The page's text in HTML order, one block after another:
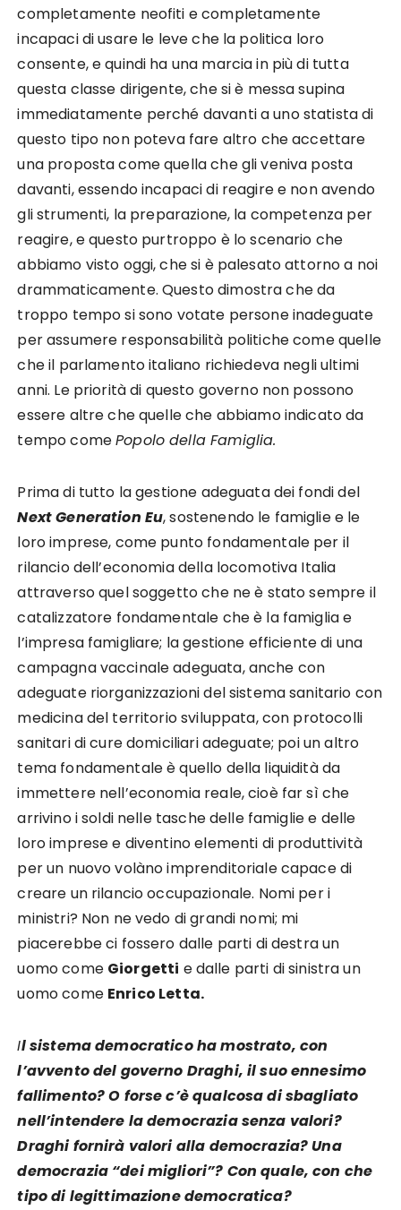
completamente neofiti e completamente
incapaci di usare le leve che la politica loro
consente, e quindi ha una marcia in più di tutta
questa classe dirigente, che si è messa supina
immediatamente perché davanti a uno statista di
questo tipo non poteva fare altro che accettare
una proposta come quella che gli veniva posta
davanti, essendo incapaci di reagire e non avendo
gli strumenti, la preparazione, la competenza per
reagire, e questo purtroppo è lo scenario che
abbiamo visto oggi, che si è palesato attorno a noi
drammaticamente. Questo dimostra che da
troppo tempo si sono votate persone inadeguate
per assumere responsabilità politiche come quelle
che il parlamento italiano richiedeva negli ultimi
anni. Le priorità di questo governo non possono
essere altre che quelle che abbiamo indicato da
tempo comePopolo della Famiglia.
Prima di tutto la gestione adeguata dei fondi del
Next Generation Eu, sostenendo le famiglie e le
loro imprese, come punto fondamentale per il
rilancio dell’economia della locomotiva Italia
attraverso quel soggetto che ne è stato sempre il
catalizzatore fondamentale che è la famiglia e
l’impresa famigliare; la gestione efficiente di una
campagna vaccinale adeguata, anche con
adeguate riorganizzazioni del sistema sanitario con
medicina del territorio sviluppata, con protocolli
sanitari di cure domiciliari adeguate; poi un altro
tema fondamentale è quello della liquidità da
immettere nell’economia reale, cioè far sì che
arrivino i soldi nelle tasche delle famiglie e delle
loro imprese e diventino elementi di produttività
per un nuovo volàno imprenditoriale capace di
creare un rilancio occupazionale. Nomi per i
ministri? Non ne vedo di grandi nomi; mi
piacerebbe ci fossero dalle parti di destra un
uomo come Giorgetti e dalle parti di sinistra un
uomo come Enrico Letta.
Il sistema democratico ha mostrato, con
l’avvento del governo Draghi, il suo ennesimo
fallimento? O forse c’è qualcosa di sbagliato
nell’intendere la democrazia senza valori?
Draghi fornirà valori alla democrazia? Una
democrazia “dei migliori”? Con quale, con che
tipo di legittimazione democratica?